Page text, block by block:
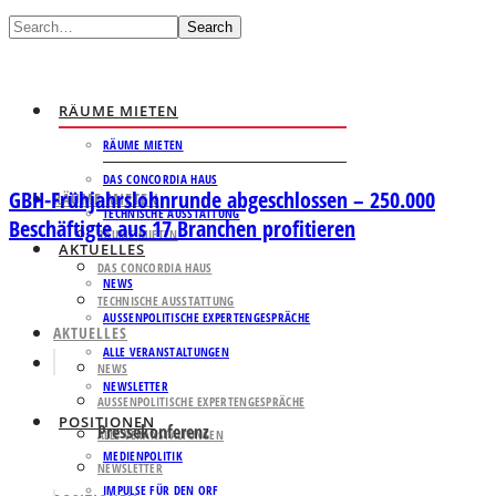
Search
RÄUME MIETEN
RÄUME MIETEN
DAS CONCORDIA HAUS
TECHNISCHE AUSSTATTUNG
AKTUELLES
NEWS
AUSSENPOLITISCHE EXPERTENGESPRÄCHE
ALLE VERANSTALTUNGEN
NEWSLETTER
POSITIONEN
MEDIENPOLITIK
IMPULSE FÜR DEN ORF
RÄUME MIETEN
RÄUME MIETEN
DAS CONCORDIA HAUS
TECHNISCHE AUSSTATTUNG
AKTUELLES
NEWS
AUSSENPOLITISCHE EXPERTENGESPRÄCHE
ALLE VERANSTALTUNGEN
NEWSLETTER
GBH-Frühjahrslohnrunde abgeschlossen – 250.000
Beschäftigte aus 17 Branchen profitieren
Pressekonferenz